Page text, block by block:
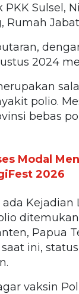
Sulsel,
Rumah
2024
polio.
bebas
Modal
2026
Kejadian
Papua
ini,
vaksin